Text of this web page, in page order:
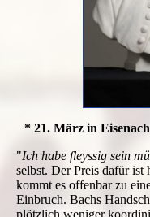
* 21. März in
"Ich habe fleyssig sein
selbst. Der Preis dafür ist
kommt es offenbar zu
Einbruch. Bachs
plötzlich weniger